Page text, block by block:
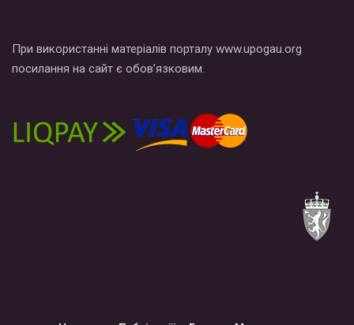
При використанні матеріалів порталу www.upogau.org
посилання на сайт є обов’язковим.